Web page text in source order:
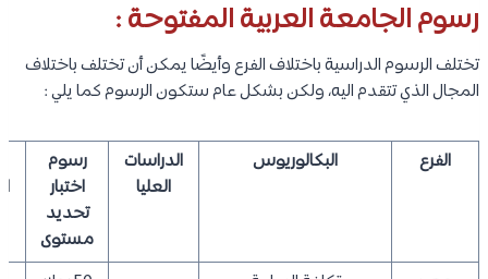
رسوم الجامعة العربية المفتوحة :
تختلف الرسوم الدراسية باختلاف الفرع وأيضًا يمكن أن تختلف باختلاف
المجال الذي تتقدم اليه، ولكن بشكل عام ستكون الرسوم كما يلي :
الفرع البكالوريوس
الدراسات
العليا
رسوم
اختبار
تحديد
مستوى